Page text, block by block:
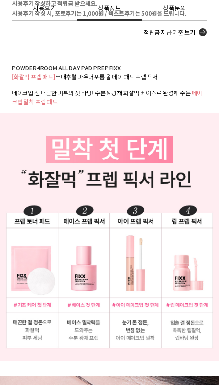
사용후기 상품정보 상품문의
사용후기 작성하고 적립금 받으세요.
사용후기 작성 시, 포토후기는 1,000원 / 텍스트후기는 500원을 드립니다.
적립금 지급 기준 보기
POWDER4ROOM ALL DAY PAD PREP FIXX
[화잘먹 프렙 패드]쏘내추럴 파우더포룸 올 데이 패드 프렙 픽서
메이크업 전 매끈한 피부의 첫 바탕! 수분 & 광채 화잘먹 베이스로 완성해 주는메이
크업 밀착 프렙 패드